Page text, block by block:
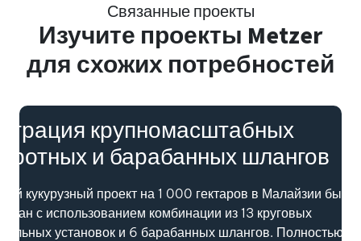
Связанные проекты
Изучите проекты Metzer
для схожих потребностей
крупномасштабных
и барабанных шлангов
кукурузный проект на 1 000 гектаров в Малайзии был
с использованием комбинации из 13 круговых
установок и 6 барабанных шлангов. Полностью